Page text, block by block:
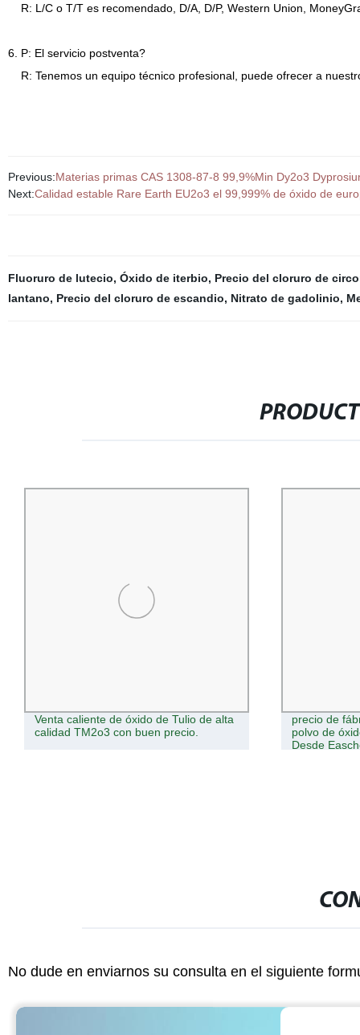
R: L/C o T/T es recomendado, D/A, D/P, Western Union,
6. P: El servicio postventa?
R: Tenemos un equipo técnico profesional, puede ofrecer a
Previous:Materias primas CAS 1308-87-8 99,9%Min Dy2o3
Next:Calidad estable Rare Earth EU2o3 el 99,999% de óxido de
Fluoruro de lutecio, Óxido de iterbio, Precio del cloruro de
lantano, Precio del cloruro de escandio, Nitrato de gadolinio,
Venta caliente de óxido de Tulio de alta
calidad TM2o3 con buen precio.
precio de
polvo de
Desde
No dude en enviarnos su consulta en el siguiente